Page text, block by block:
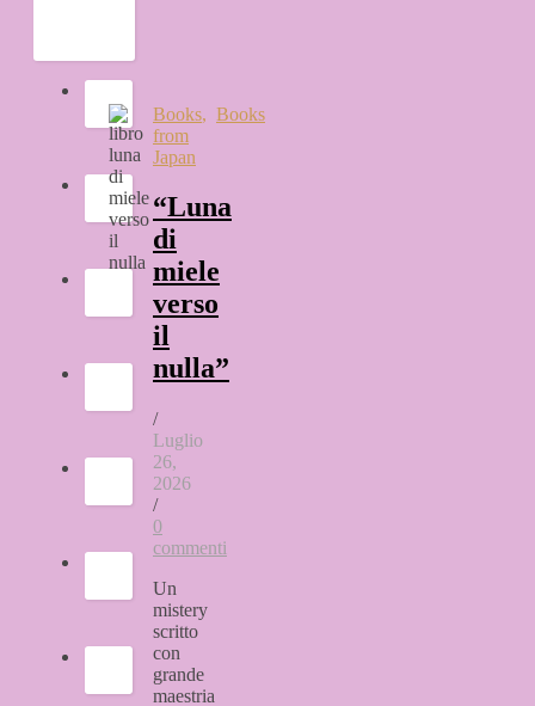
Books, Books
from
Japan
“Luna
di
miele
verso
il
nulla”
/
Luglio
26,
2026
/
0
commenti
Un
mistery
scritto
con
grande
maestria